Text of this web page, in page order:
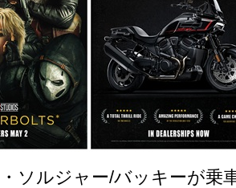
ソルジャー/バッキーが乗